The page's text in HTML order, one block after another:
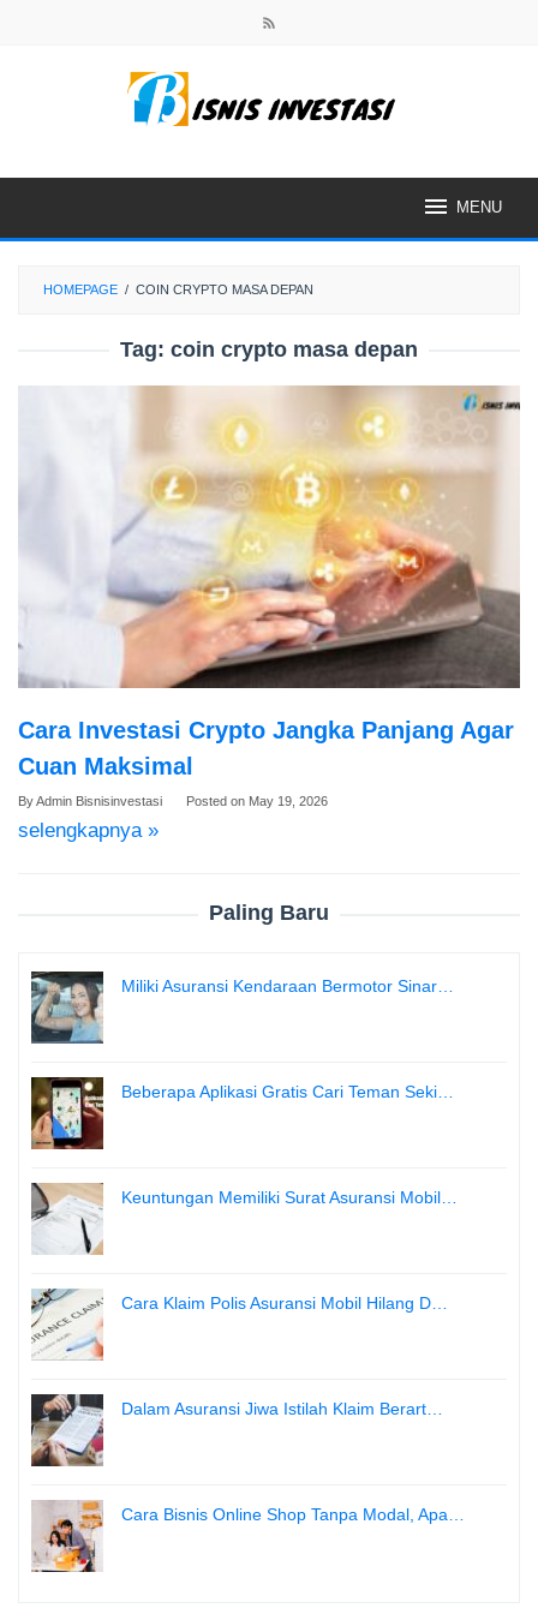
MENU
HOMEPAGE / COIN CRYPTO MASA DEPAN
Tag: coin crypto masa depan
Cara Investasi Crypto Jangka Panjang Agar
Cuan Maksimal
ByAdmin Bisnisinvestasi Posted on May 19, 2026
selengkapnya »
Paling Baru
Miliki Asuransi Kendaraan Bermotor Sinar…
Beberapa Aplikasi Gratis Cari Teman Seki…
Keuntungan Memiliki Surat Asuransi Mobil…
Cara Klaim Polis Asuransi Mobil Hilang D…
Dalam Asuransi Jiwa Istilah Klaim Berart…
Cara Bisnis Online Shop Tanpa Modal, Apa…